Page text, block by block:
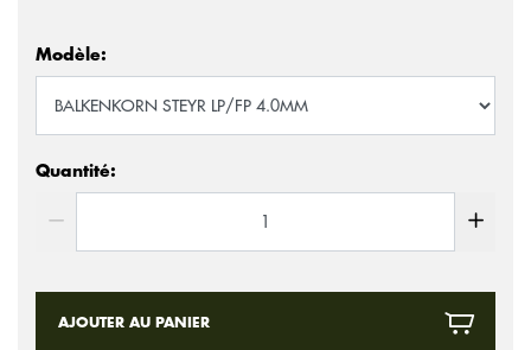
Modèle:
Quantité:
AJOUTER AU PANIER